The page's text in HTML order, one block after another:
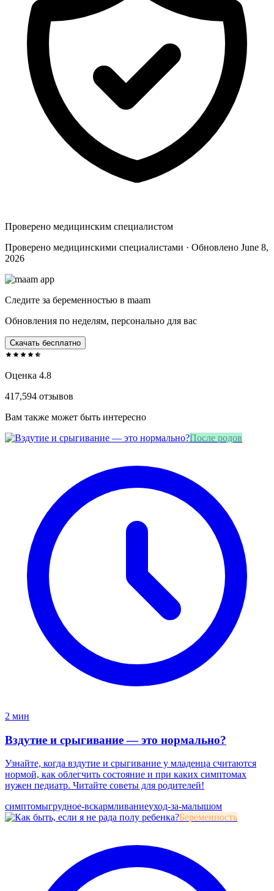
Проверено медицинским специалистом
Проверено медицинскими специалистами · Обновлено June 8,
2026
Следите за беременностью в maam
Обновления по неделям, персонально для вас
Скачать бесплатно
Оценка 4.8
417,594 отзывов
Вам также может быть интересно
После родов
2 мин
Вздутие и срыгивание — это нормально?
Узнайте, когда вздутие и срыгивание у младенца считаются
нормой, как облегчить состояние и при каких симптомах
нужен педиатр. Читайте советы для родителей!
симптомыгрудное-вскармливаниеуход-за-малышом
Беременность